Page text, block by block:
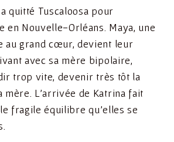
quitté Tuscaloosa pour
en Nouvelle-Orléans. Maya, une
au grand cœur, devient leur
avec sa mère bipolaire,
trop vite, devenir très tôt la
mère. L’arrivée de Katrina fait
fragile équilibre qu’elles se